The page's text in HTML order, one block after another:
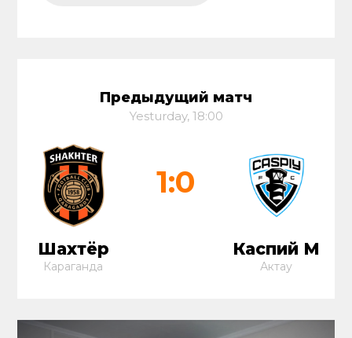
Предыдущий матч
Yesturday, 18:00
Шахтёр
Караганда
1:0
Каспий М
Актау